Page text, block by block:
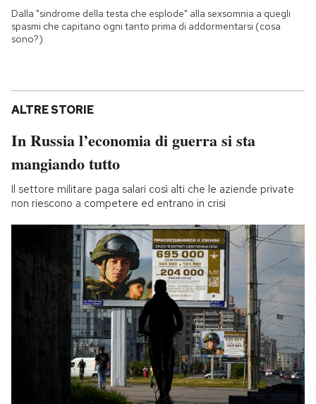
Dalla "sindrome della testa che esplode" alla sexsomnia a quegli
spasmi che capitano ogni tanto prima di addormentarsi (cosa
sono?)
ALTRE STORIE
In Russia l’economia di guerra si sta
mangiando tutto
Il settore militare paga salari così alti che le aziende private
non riescono a competere ed entrano in crisi